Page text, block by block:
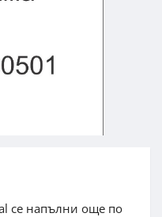
се напълни още по